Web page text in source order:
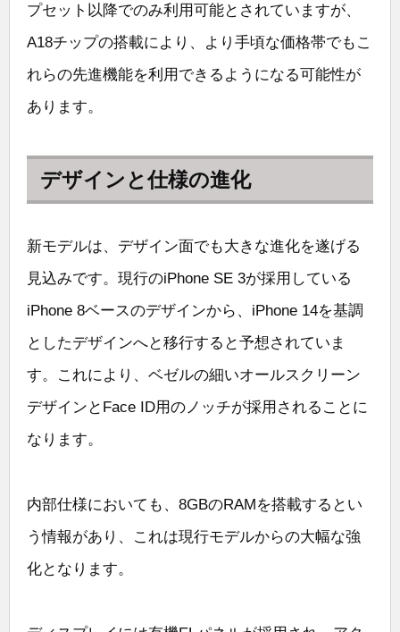
プセット以降でのみ利用可能とされていますが、
A18チップの搭載により、より手頃な価格帯でもこ
れらの先進機能を利用できるようになる可能性が
あります。
デザインと仕様の進化
新モデルは、デザイン面でも大きな進化を遂げる
見込みです。現行のiPhone SE 3が採用している
iPhone 8ベースのデザインから、iPhone 14を基調
としたデザインへと移行すると予想されていま
す。これにより、ベゼルの細いオールスクリーン
デザインとFace ID用のノッチが採用されることに
なります。
内部仕様においても、8GBのRAMを搭載するとい
う情報があり、これは現行モデルからの大幅な強
化となります。